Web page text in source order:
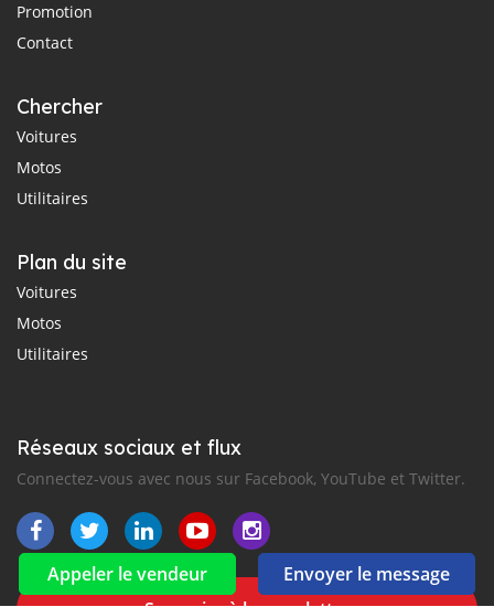
Appeler le vendeur Envoyer le message
Promotion
Contact
Chercher
Voitures
Motos
Utilitaires
Plan du site
Voitures
Motos
Utilitaires
Réseaux sociaux et flux
Connectez-vous avec nous sur Facebook, YouTube et Twitter.